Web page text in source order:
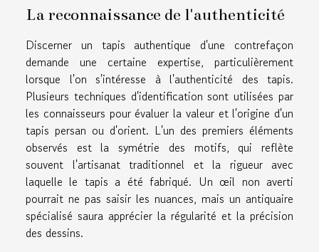
La reconnaissance de l'authenticité
Discerner un tapis authentique d'une contrefaçon
demande une certaine expertise, particulièrement
lorsque l'on s'intéresse à l'authenticité des tapis.
Plusieurs techniques d'identification sont utilisées par
les connaisseurs pour évaluer la valeur et l'origine d'un
tapis persan ou d'orient. L'un des premiers éléments
observés est la symétrie des motifs, qui reflète
souvent l'artisanat traditionnel et la rigueur avec
laquelle le tapis a été fabriqué. Un œil non averti
pourrait ne pas saisir les nuances, mais un antiquaire
spécialisé saura apprécier la régularité et la précision
des dessins.